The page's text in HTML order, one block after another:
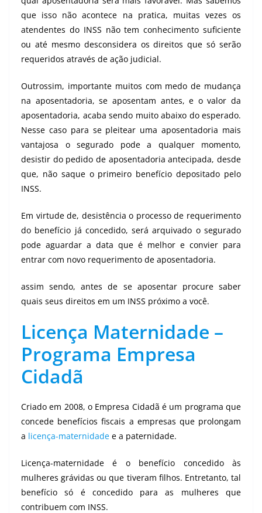
que isso não acontece na pratica, muitas vezes os
atendentes do INSS não tem conhecimento suficiente
ou até mesmo desconsidera os direitos que só serão
requeridos através de ação judicial.
Outrossim, importante muitos com medo de mudança
na aposentadoria, se aposentam antes, e o valor da
aposentadoria, acaba sendo muito abaixo do esperado.
Nesse caso para se pleitear uma aposentadoria mais
vantajosa o segurado pode a qualquer momento,
desistir do pedido de aposentadoria antecipada, desde
que, não saque o primeiro benefício depositado pelo
INSS.
Em virtude de, desistência o processo de requerimento
do benefício já concedido, será arquivado o segurado
pode aguardar a data que é melhor e convier para
entrar com novo requerimento de aposentadoria.
assim sendo, antes de se aposentar procure saber
quais seus direitos em um INSS próximo a você.
Licença Maternidade –
Programa Empresa
Cidadã
Criado em 2008, o Empresa Cidadã é um programa que
concede benefícios fiscais a empresas que prolongam
a licença-maternidade e a paternidade.
Licença-maternidade é o benefício concedido às
mulheres grávidas ou que tiveram filhos. Entretanto, tal
benefício só é concedido para as mulheres que
contribuem com INSS.